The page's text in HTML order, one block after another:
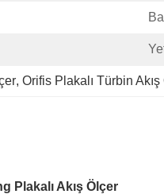
, Orifis Plakalı Türbin
Plakalı Akış Ölçer